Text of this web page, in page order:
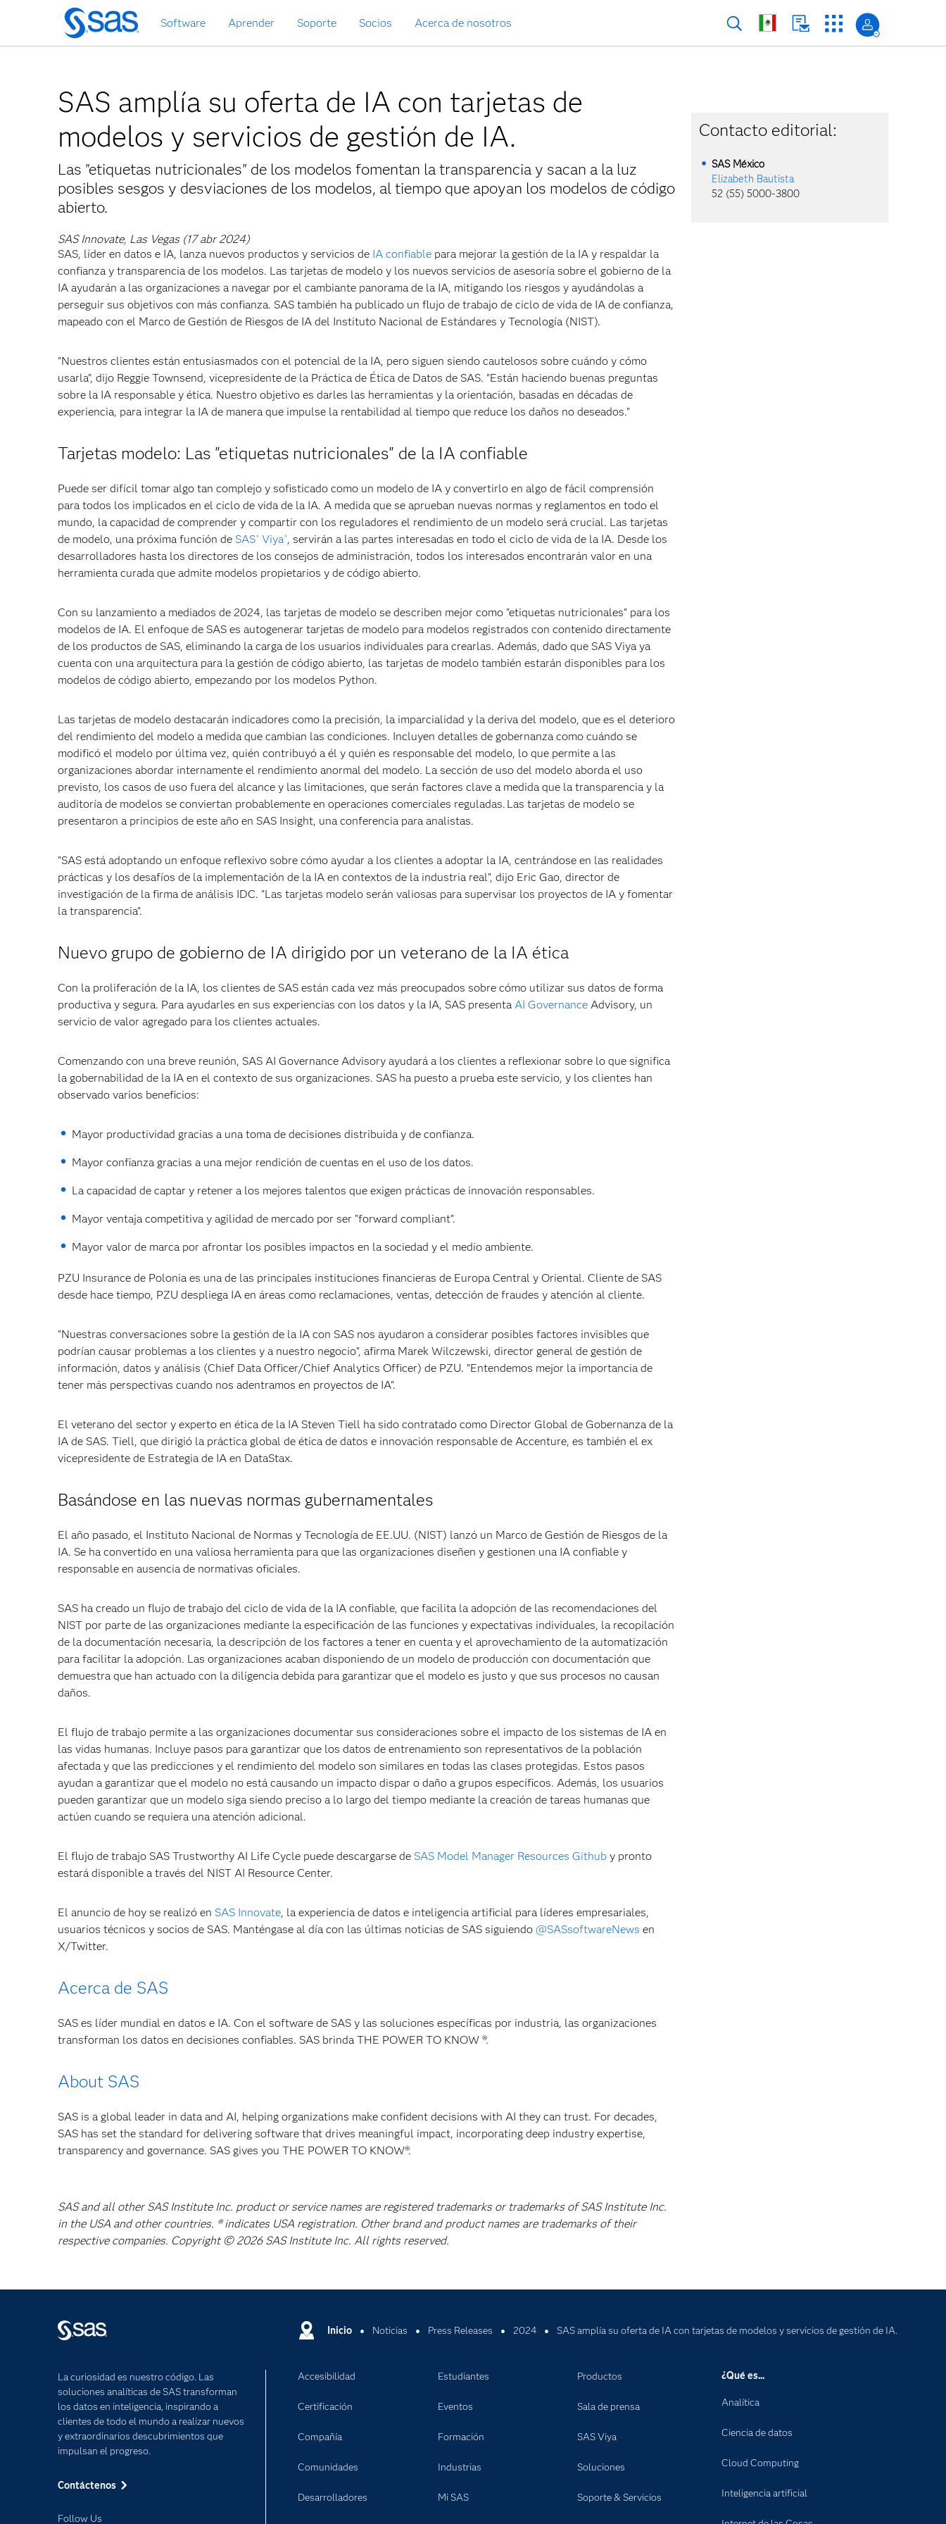
al
contenido
Software Aprender Soporte Socios Acerca de nosotros
SAS amplía su oferta de IA con tarjetas de
modelos y servicios de gestión de IA.
Las "etiquetas nutricionales" de los modelos fomentan la transparencia y sacan a la luz
posibles sesgos y desviaciones de los modelos, al tiempo que apoyan los modelos de código
abierto.
SAS Innovate, Las Vegas (17 abr 2024)
SAS, líder en datos e IA, lanza nuevos productos y servicios de IA confiable para mejorar la gestión de la IA y respaldar la
confianza y transparencia de los modelos. Las tarjetas de modelo y los nuevos servicios de asesoría sobre el gobierno de la
IA ayudarán a las organizaciones a navegar por el cambiante panorama de la IA, mitigando los riesgos y ayudándolas a
perseguir sus objetivos con más confianza. SAS también ha publicado un flujo de trabajo de ciclo de vida de IA de confianza,
mapeado con el Marco de Gestión de Riesgos de IA del Instituto Nacional de Estándares y Tecnología (NIST).
"Nuestros clientes están entusiasmados con el potencial de la IA, pero siguen siendo cautelosos sobre cuándo y cómo
usarla", dijo Reggie Townsend, vicepresidente de la Práctica de Ética de Datos de SAS. "Están haciendo buenas preguntas
sobre la IA responsable y ética. Nuestro objetivo es darles las herramientas y la orientación, basadas en décadas de
experiencia, para integrar la IA de manera que impulse la rentabilidad al tiempo que reduce los daños no deseados."
Tarjetas modelo: Las "etiquetas nutricionales" de la IA confiable
Puede ser difícil tomar algo tan complejo y sofisticado como un modelo de IA y convertirlo en algo de fácil comprensión
para todos los implicados en el ciclo de vida de la IA. A medida que se aprueban nuevas normas y reglamentos en todo el
mundo, la capacidad de comprender y compartir con los reguladores el rendimiento de un modelo será crucial. Las tarjetas
de modelo, una próxima función de SAS® Viya®, servirán a las partes interesadas en todo el ciclo de vida de la IA. Desde los
desarrolladores hasta los directores de los consejos de administración, todos los interesados encontrarán valor en una
herramienta curada que admite modelos propietarios y de código abierto.
Con su lanzamiento a mediados de 2024, las tarjetas de modelo se describen mejor como "etiquetas nutricionales" para los
modelos de IA. El enfoque de SAS es autogenerar tarjetas de modelo para modelos registrados con contenido directamente
de los productos de SAS, eliminando la carga de los usuarios individuales para crearlas. Además, dado que SAS Viya ya
cuenta con una arquitectura para la gestión de código abierto, las tarjetas de modelo también estarán disponibles para los
modelos de código abierto, empezando por los modelos Python.
Las tarjetas de modelo destacarán indicadores como la precisión, la imparcialidad y la deriva del modelo, que es el deterioro
del rendimiento del modelo a medida que cambian las condiciones. Incluyen detalles de gobernanza como cuándo se
modificó el modelo por última vez, quién contribuyó a él y quién es responsable del modelo, lo que permite a las
organizaciones abordar internamente el rendimiento anormal del modelo. La sección de uso del modelo aborda el uso
previsto, los casos de uso fuera del alcance y las limitaciones, que serán factores clave a medida que la transparencia y la
auditoría de modelos se conviertan probablemente en operaciones comerciales reguladas. Las tarjetas de modelo se
presentaron a principios de este año en SAS Insight, una conferencia para analistas.
"SAS está adoptando un enfoque reflexivo sobre cómo ayudar a los clientes a adoptar la IA, centrándose en las realidades
prácticas y los desafíos de la implementación de la IA en contextos de la industria real", dijo Eric Gao, director de
investigación de la firma de análisis IDC. "Las tarjetas modelo serán valiosas para supervisar los proyectos de IA y fomentar
la transparencia".
Nuevo grupo de gobierno de IA dirigido por un veterano de la IA ética
Con la proliferación de la IA, los clientes de SAS están cada vez más preocupados sobre cómo utilizar sus datos de forma
productiva y segura. Para ayudarles en sus experiencias con los datos y la IA, SAS presenta AI Governance Advisory, un
servicio de valor agregado para los clientes actuales.
Comenzando con una breve reunión, SAS AI Governance Advisory ayudará a los clientes a reflexionar sobre lo que significa
la gobernabilidad de la IA en el contexto de sus organizaciones. SAS ha puesto a prueba este servicio, y los clientes han
observado varios beneficios:
Mayor productividad gracias a una toma de decisiones distribuida y de confianza.
Mayor confianza gracias a una mejor rendición de cuentas en el uso de los datos.
La capacidad de captar y retener a los mejores talentos que exigen prácticas de innovación responsables.
Mayor ventaja competitiva y agilidad de mercado por ser "forward compliant".
Mayor valor de marca por afrontar los posibles impactos en la sociedad y el medio ambiente.
PZU Insurance de Polonia es una de las principales instituciones financieras de Europa Central y Oriental. Cliente de SAS
desde hace tiempo, PZU despliega IA en áreas como reclamaciones, ventas, detección de fraudes y atención al cliente.
"Nuestras conversaciones sobre la gestión de la IA con SAS nos ayudaron a considerar posibles factores invisibles que
podrían causar problemas a los clientes y a nuestro negocio", afirma Marek Wilczewski, director general de gestión de
información, datos y análisis (Chief Data Officer/Chief Analytics Officer) de PZU. "Entendemos mejor la importancia de
tener más perspectivas cuando nos adentramos en proyectos de IA".
El veterano del sector y experto en ética de la IA Steven Tiell ha sido contratado como Director Global de Gobernanza de la
IA de SAS. Tiell, que dirigió la práctica global de ética de datos e innovación responsable de Accenture, es también el ex
vicepresidente de Estrategia de IA en DataStax.
Basándose en las nuevas normas gubernamentales
El año pasado, el Instituto Nacional de Normas y Tecnología de EE.UU. (NIST) lanzó un Marco de Gestión de Riesgos de la
IA. Se ha convertido en una valiosa herramienta para que las organizaciones diseñen y gestionen una IA confiable y
responsable en ausencia de normativas oficiales.
SAS ha creado un flujo de trabajo del ciclo de vida de la IA confiable, que facilita la adopción de las recomendaciones del
NIST por parte de las organizaciones mediante la especificación de las funciones y expectativas individuales, la recopilación
de la documentación necesaria, la descripción de los factores a tener en cuenta y el aprovechamiento de la automatización
para facilitar la adopción. Las organizaciones acaban disponiendo de un modelo de producción con documentación que
demuestra que han actuado con la diligencia debida para garantizar que el modelo es justo y que sus procesos no causan
daños.
El flujo de trabajo permite a las organizaciones documentar sus consideraciones sobre el impacto de los sistemas de IA en
las vidas humanas. Incluye pasos para garantizar que los datos de entrenamiento son representativos de la población
afectada y que las predicciones y el rendimiento del modelo son similares en todas las clases protegidas. Estos pasos
ayudan a garantizar que el modelo no está causando un impacto dispar o daño a grupos específicos. Además, los usuarios
pueden garantizar que un modelo siga siendo preciso a lo largo del tiempo mediante la creación de tareas humanas que
actúen cuando se requiera una atención adicional.
El flujo de trabajo SAS Trustworthy AI Life Cycle puede descargarse de SAS Model Manager Resources Github y pronto
estará disponible a través del NIST AI Resource Center.
El anuncio de hoy se realizó en SAS Innovate, la experiencia de datos e inteligencia artificial para líderes empresariales,
usuarios técnicos y socios de SAS. Manténgase al día con las últimas noticias de SAS siguiendo @SASsoftwareNews en
X/Twitter.
Acerca de SAS
SAS es líder mundial en datos e IA. Con el software de SAS y las soluciones específicas por industria, las organizaciones
transforman los datos en decisiones confiables. SAS brinda THE POWER TO KNOW ®.
About SAS
SAS is a global leader in data and AI, helping organizations make confident decisions with AI they can trust. For decades,
SAS has set the standard for delivering software that drives meaningful impact, incorporating deep industry expertise,
transparency and governance. SAS gives you THE POWER TO KNOW®.
SAS and all other SAS Institute Inc. product or service names are registered trademarks or trademarks of SAS Institute Inc.
in the USA and other countries. ® indicates USA registration. Other brand and product names are trademarks of their
respective companies. Copyright © 2026 SAS Institute Inc. All rights reserved.
Contacto editorial:
SAS México
Elizabeth Bautista
52 (55) 5000-3800
Inicio Noticias Press Releases 2024 SAS amplía su oferta de IA con tarjetas de modelos y servicios de gestión de IA.
La curiosidad es nuestro código. Las
soluciones analíticas de SAS transforman
los datos en inteligencia, inspirando a
clientes de todo el mundo a realizar nuevos
y extraordinarios descubrimientos que
impulsan el progreso.
Contáctenos
Follow Us
Accesibilidad
Certificación
Compañía
Comunidades
Desarrolladores
Estudiantes
Eventos
Formación
Industrias
Mi SAS
Productos
Sala de prensa
SAS Viya
Soluciones
Soporte & Servicios
¿Qué es...
Analítica
Ciencia de datos
Cloud Computing
Inteligencia artificial